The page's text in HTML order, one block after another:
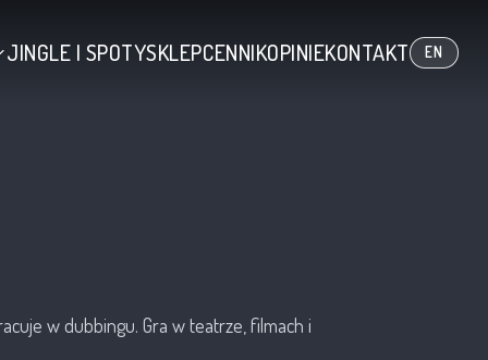
JINGLE I SPOTYSKLEPCENNIKOPINIEKONTAKT EN
w dubbingu. Gra w teatrze, filmach i